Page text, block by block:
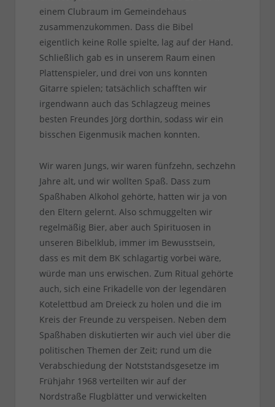
einem Clubraum im Gemeindehaus
zusammenzukommen. Dass die Bibel
eigentlich keine Rolle spielte, lag auf der Hand.
Schließlich gab es in unserem Raum einen
Plattenspieler, und drei von uns konnten
Gitarre spielen; tatsächlich schafften wir
irgendwann auch das Schlagzeug meines
besten Freundes Jörg dorthin, sodass wir ein
bisschen Eigenmusik machen konnten.
Wir waren Jungs, wir waren fünfzehn, sechzehn
Jahre alt, und wir wollten Spaß. Dass zum
Spaßhaben Alkohol gehörte, hatten wir ja von
den Eltern gelernt. Also schmuggelten wir
regelmäßig Bier, aber auch Spirituosen in
unseren Bibelklub, immer im Bewusstsein,
dass es mit dem BK schlagartig vorbei wäre,
würde man uns erwischen. Zum Ritual gehörte
auch, sich eine Frikadelle von der legendären
Kotelettbud am Dreieck zu holen und die im
Kreis der Freunde zu verspeisen. Neben dem
Spaßhaben diskutierten wir auch viel über die
politischen Themen der Zeit; rund um die
Verabschiedung der Notststandsgesetze im
Frühjahr 1968 verteilten wir auf der
Nordstraße Flugblätter und verwickelten